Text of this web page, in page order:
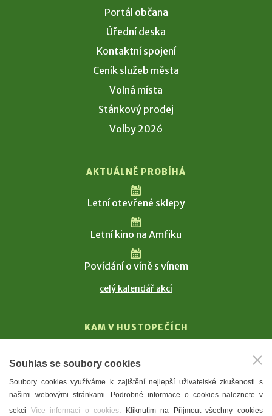
Portál občana
Úřední deska
Kontaktní spojení
Ceník služeb města
Volná místa
Stánkový prodej
Volby 2026
AKTUÁLNĚ PROBÍHÁ
Letní otevřené sklepy
Letní kino na Amfiku
Povídání o víně s vínem
celý kalendář akcí
KAM V HUSTOPEČÍCH
T. G. Masaryk
Mandloně
Ubytování
Souhlas se soubory cookies
Soubory cookies využíváme k zajištění nejlepší uživatelské zkušenosti s
našimi webovými stránkami. Podrobné informace o cookies naleznete v
sekci Více informací o cookies. Kliknutím na Přijmout všechny cookies